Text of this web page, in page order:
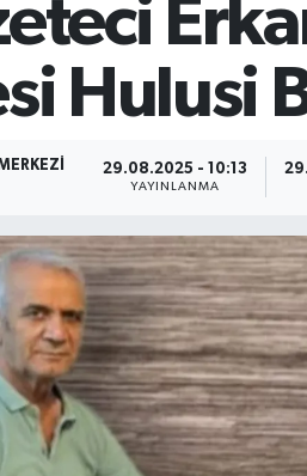
Hulusi
29.08.2025 - 10:13
YAYINLANMA